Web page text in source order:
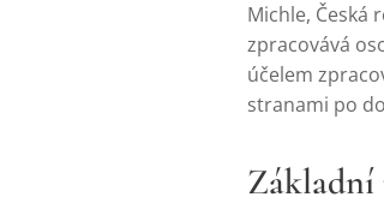
Michle, Česká
zpracovává
účelem
stranami po
Základní